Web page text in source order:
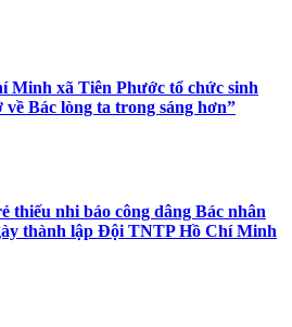
Minh xã Tiên Phước tổ chức sinh
Bác lòng ta trong sáng hơn”
thiếu nhi báo công dâng Bác nhân
thành lập Đội TNTP Hồ Chí Minh